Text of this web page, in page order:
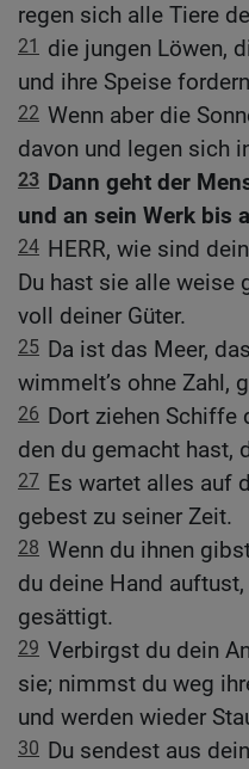
regen sich alle Tiere
21
die jungen Löwen,
und ihre Speise
22 Wenn aber die
davon und legen sich
23 Dann geht der
und an sein Werk bis
24 HERR, wie sind
Du hast sie alle weise
voll deiner Güter.
25 Da ist das Meer,
wimmelt’s ohne Zahl,
26 Dort ziehen Schiffe
den du gemacht hast,
27 Es wartet alles auf
gebest zu seiner Zeit.
28 Wenn du ihnen
du deine Hand
gesättigt.
29 Verbirgst du dein
sie; nimmst du weg
und werden wieder
30 Du sendest aus